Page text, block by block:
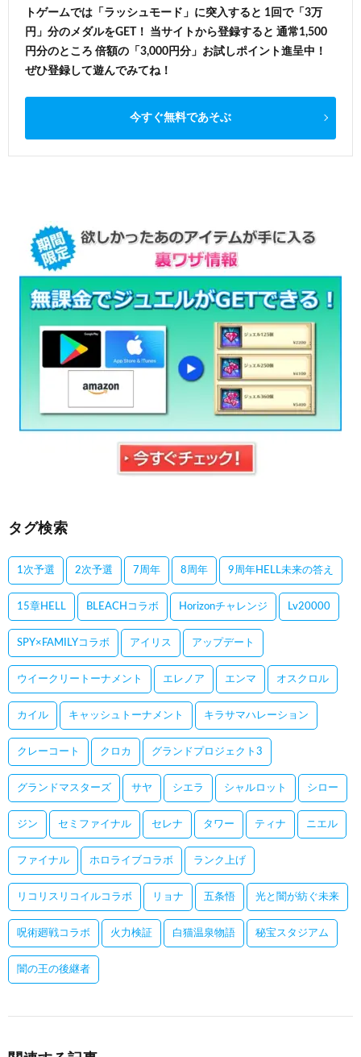
トゲームでは「ラッシュモード」に突入すると 1回で「3万
円」分のメダルをGET！ 当サイトから登録すると 通常1,500
円分のところ 倍額の「3,000円分」お試しポイント進呈中！
ぜひ登録して遊んでみてね！
今すぐ無料であそぶ
タグ検索
1次予選 2次予選 7周年 8周年 9周年HELL未来の答え
15章HELL BLEACHコラボ Horizonチャレンジ Lv20000
SPY×FAMILYコラボ アイリス アップデート
ウイークリートーナメント エレノア エンマ オスクロル
カイル キャッシュトーナメント キラサマハレーション
クレーコート クロカ グランドプロジェクト3
グランドマスターズ サヤ シエラ シャルロット シロー
ジン セミファイナル セレナ タワー ティナ ニエル
ファイナル ホロライブコラボ ランク上げ
リコリスリコイルコラボ リョナ 五条悟 光と闇が紡ぐ未来
呪術廻戦コラボ 火力検証 白猫温泉物語 秘宝スタジアム
闇の王の後継者